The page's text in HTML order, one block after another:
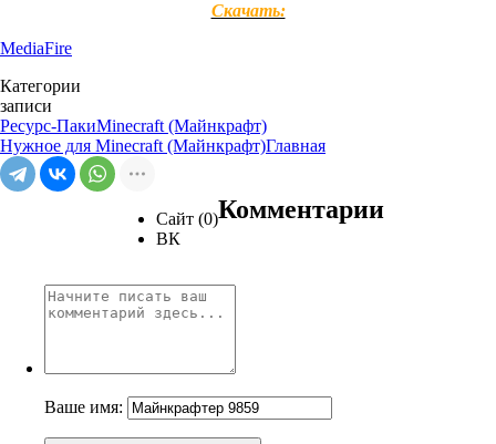
Скачать:
MediaFire
Категории
записи
Ресурс-ПакиMinecraft (Майнкрафт)
Нужное для Minecraft (Майнкрафт)Главная
Сайт (0)
ВК
Комментарии
Ваше имя: